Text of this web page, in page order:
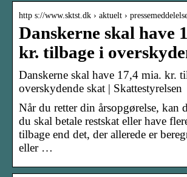
http s://www.sktst.dk › aktuelt ›
Danskerne skal have
kr. tilbage i
Danskerne skal have 17,4 mia. kr.
overskydende skat | Skattestyrelsen
Når du retter din årsopgørelse, kan
du skal betale restskat eller have
tilbage end det, der allerede er
eller …